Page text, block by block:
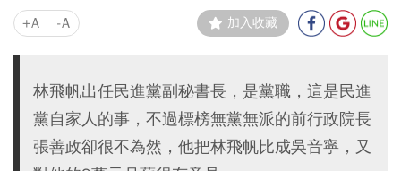
+A -A 加入收藏
林飛帆出任民進黨副秘書長，是黨職，這是民進
黨自家人的事，不過標榜無黨無派的前行政院長
張善政卻很不為然，他把林飛帆比成吳音寧，又